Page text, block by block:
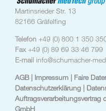
Martinsrieder Str. 13
82166 Gräfelfing
Telefon +49 (0) 800 1 350
Fax +49 (0) 89 69 33 46 799
E-mail info@schumacher-
AGB | Impressum | Faire
Datenschutzerklärung |
Auftragsverarbeitungsvertrag
GmbH